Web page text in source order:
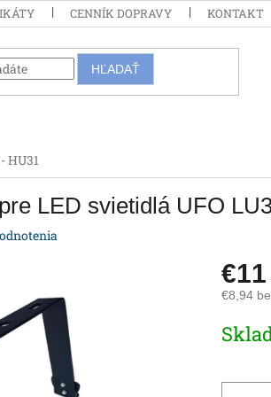
CENNÍK DOPRAVY KONTAKT
HĽADAŤ
HU31
LED svietidlá UFO
€11
€8,94
cena: